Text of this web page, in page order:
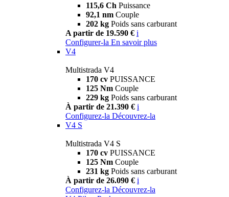
115,6 Ch Puissance
92,1 nm Couple
202 kg Poids sans carburant
A partir de 19.590 € i
Configurer-la En savoir plus
V4
Multistrada V4
170 cv PUISSANCE
125 Nm Couple
229 kg Poids sans carburant
À partir de 21.390 € i
Configurez-la Découvrez-la
V4 S
Multistrada V4 S
170 cv PUISSANCE
125 Nm Couple
231 kg Poids sans carburant
À partir de 26.090 € i
Configurez-la Découvrez-la